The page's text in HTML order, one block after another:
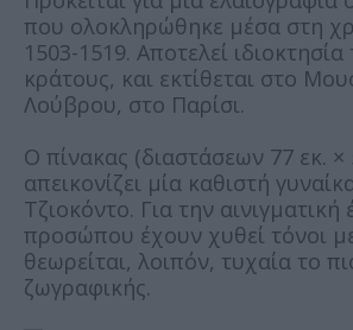
που ολοκληρώθηκε μέσα στη
1503-1519. Αποτελεί
κράτους, και εκτίθεται στο
Λούβρου, στο Παρίσι.
Ο πίνακας (διαστάσεων 77 εκ. ×
απεικονίζει μία καθιστή
Τζιοκόντο. Για την
προσώπου έχουν χυθεί τόνοι
θεωρείται, λοιπόν, τυχαία το
ζωγραφικής.